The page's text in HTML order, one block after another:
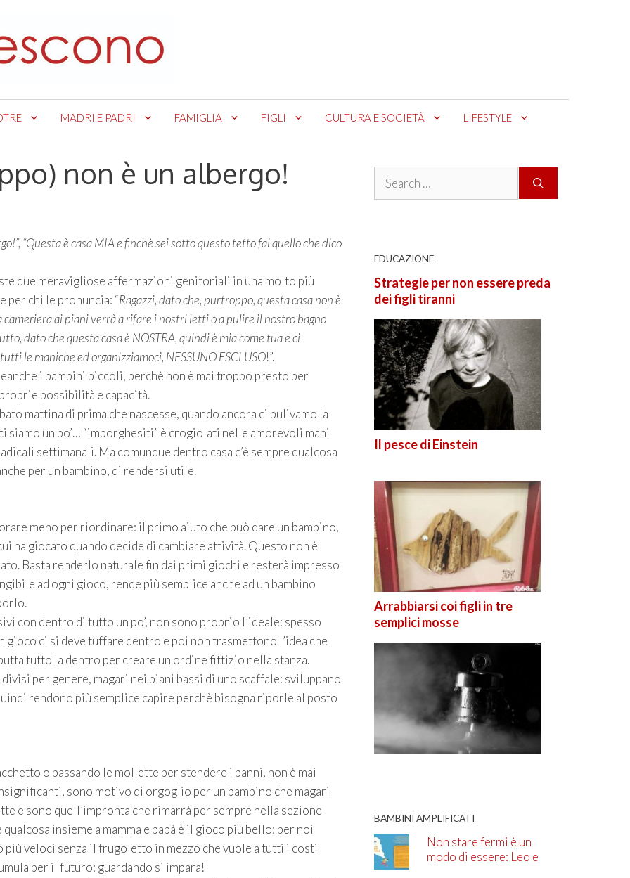
MADRI E PADRI FAMIGLIA FIGLI CULTURA E SOCIETÀ LIFESTYLE
non è un albergo!
“Questa è casa MIA e finchè sei sotto questo tetto fai quello che dico
due meravigliose affermazioni genitoriali in una molto più
per chi le pronuncia: “Ragazzi, dato che, purtroppo, questa casa non è
cameriera ai piani verrà a rifare i nostri letti o a pulire il nostro bagno
dato che questa casa è NOSTRA, quindi è mia come tua e ci
le maniche ed organizziamoci, NESSUNO ESCLUSO!”.
i bambini piccoli, perchè non è mai troppo presto per
possibilità e capacità.
mattina di prima che nascesse, quando ancora ci pulivamo la
siamo un po’… “imborghesiti” è crogiolati nelle amorevoli mani
settimanali. Ma comunque dentro casa c’è sempre qualcosa
per un bambino, di rendersi utile.
meno per riordinare: il primo aiuto che può dare un bambino,
ha giocato quando decide di cambiare attività. Questo non è
Basta renderlo naturale fin dai primi giochi e resterà impresso
ad ogni gioco, rende più semplice anche ad un bambino
con dentro di tutto un po’, non sono proprio l’ideale: spesso
gioco ci si deve tuffare dentro e poi non trasmettono l’idea che
tutto la dentro per creare un ordine fittizio nella stanza.
per genere, magari nei piani bassi di uno scaffale: sviluppano
rendono più semplice capire perchè bisogna riporle al posto
o passando le mollette per stendere i panni, non è mai
sono motivo di orgoglio per un bambino che magari
e sono quell’impronta che rimarrà per sempre nella sezione
insieme a mamma e papà è il gioco più bello: per noi
più veloci senza il frugoletto in mezzo che vuole a tutti i costi
per il futuro: guardando si impara!
Search
EDUCAZIONE
Strategie per non essere preda
dei figli tiranni
Il pesce di Einstein
Arrabbiarsi coi figli in tre
semplici mosse
BAMBINI AMPLIFICATI
Non stare fermi è un
modo di essere: Leo e